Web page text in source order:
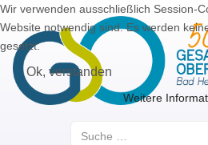
Wir verwenden ausschließlich Session-
Website notwendig sind. Es werden
gesetzt.
Ok, verstanden
Weitere